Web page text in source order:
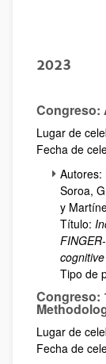
2023
Congreso:
Lugar de
Fecha de
Autores:
Soroa,
y
Título:
Tipo de
Congreso:
Lugar de
Fecha de